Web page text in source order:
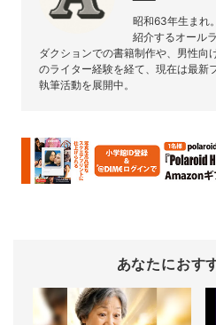
昭和63年生まれ
紹介するオール
ダクションでの書籍制作や、男性向
のライター経験を経て、現在は最新
執筆活動を展開中。
あなたにおす